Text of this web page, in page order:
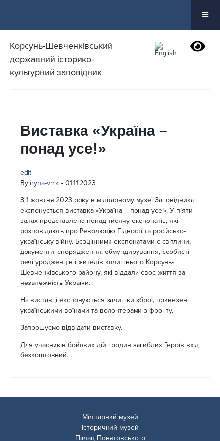
Корсунь-Шевченківський
державний історико-
культурний заповідник
Виставка «Україна –
понад усе!»
edit
By iryna-vmk • 01.11.2023
З 1 жовтня 2023 року в мілітарному музеї Заповідника
експонується виставка «Україна – понад усе!». У п’яти
залах представлено понад тисячу експонатів, які
розповідають про Революцію Гідності та російсько-
українську війну. Безцінними експонатами є світлини,
документи, спорядження, обмундирування, особисті
речі уродженців і жителів колишнього Корсунь-
Шевченківського району, які віддали своє життя за
незалежність України.
На виставці експонуються залишки зброї, привезені
українськими воїнами та волонтерами з фронту.
Запрошуємо відвідати виставку.
Для учасників бойових дій і родин загиблих Героїв вхід
безкоштовний.
Мілітарний музей
Історичний музей
Палац Понятовського